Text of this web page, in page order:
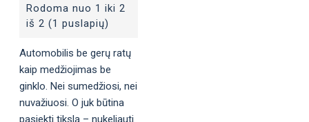
Rodoma nuo 1 iki 2
iš 2 (1 puslapių)
Automobilis be gerų ratų
kaip medžiojimas be
ginklo. Nei sumedžiosi, nei
nuvažiuosi. O juk būtina
pasiekti tikslą – nukeliauti